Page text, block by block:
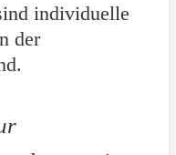
individuelle
der